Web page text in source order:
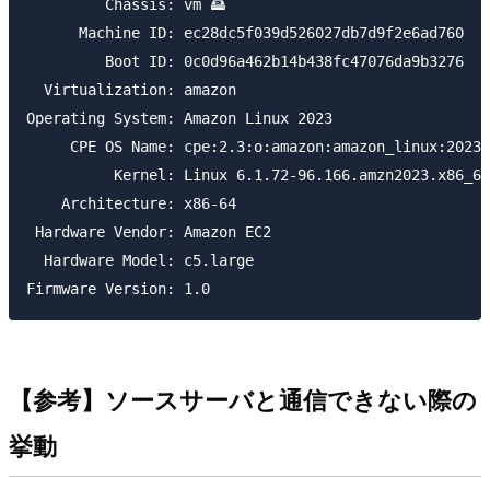
         Chassis: vm 🖴
      Machine ID: ec28dc5f039d526027db7d9f2e6ad760
         Boot ID: 0c0d96a462b14b438fc47076da9b3276
  Virtualization: amazon
Operating System: Amazon Linux 2023
     CPE OS Name: cpe:2.3:o:amazon:amazon_linux:2023
          Kernel: Linux 6.1.72-96.166.amzn2023.x86_64
    Architecture: x86-64
Hardware Vendor: Amazon EC2
  Hardware Model: c5.large
【参考】ソースサーバと通信できない際の
挙動